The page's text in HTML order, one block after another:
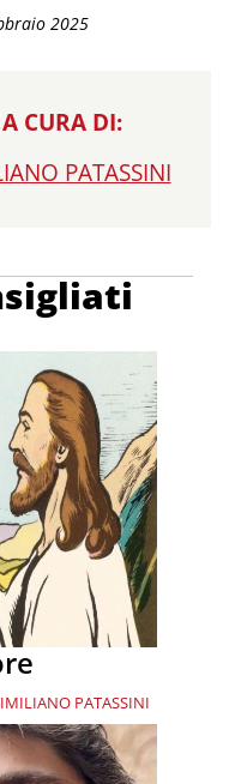
2025
CURA DI:
PATASSINI
PATASSINI